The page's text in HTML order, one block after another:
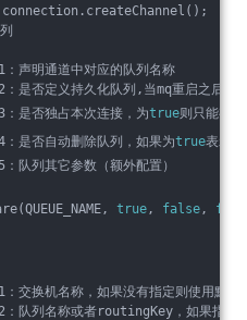
通道中对应的队列名称
义持久化队列,当mq重启之后队
独占本次连接，为true则只能有
自动删除队列，如果为true表示
其它参数（额外配置）
true , false ,
名称，如果没有指定则使用默认
称或者routingKey，如果指定了交